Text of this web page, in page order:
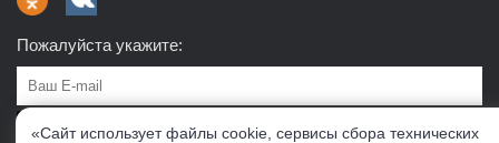
Пожалуйста укажите:
Подписаться
«Сайт использует файлы cookie, сервисы сбора технических